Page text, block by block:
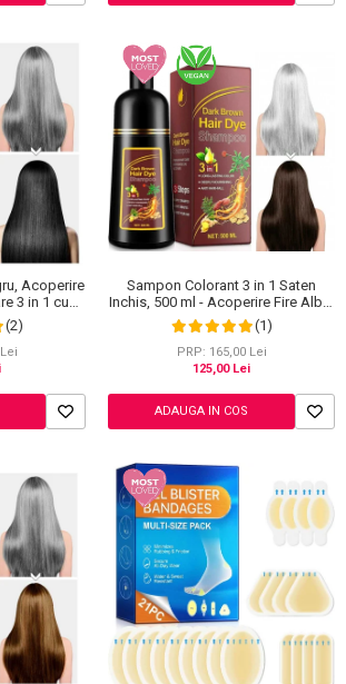
Acoperire
3 in 1 cu
ml
(2)
Sampon Colorant 3 in 1 Saten
Inchis, 500 ml - Acoperire Fire Albe,
Hranire si Anti-Cadere
(1)
PRP: 165,00 Lei
125,00 Lei
ADAUGA IN COS